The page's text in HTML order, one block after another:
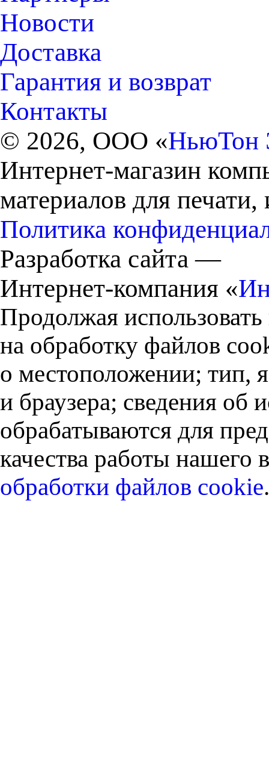
Новости
Доставка
Гарантия и возврат
Контакты
© 2026, ООО «НьюТон
Интернет-магазин
материалов для
Политика
Разработка сайта —
Интернет-компания «
Продолжая
на обработку файлов
о местоположении; тип,
и браузера; сведения об
обрабатываются для
качества работы нашего
обработки файлов cookie.